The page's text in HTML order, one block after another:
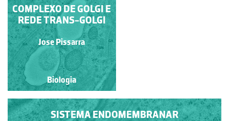
RETÍCULO
ENDOPLASMÁTICO
RUGOSO E
MITOCÔNDRIAS
Jose Pissarra
Biologia
SISTEMA ENDOMEMBRANAR
COMPLEXO DE GOLGI E
REDE TRANS-GOLGI
Jose Pissarra
Biologia